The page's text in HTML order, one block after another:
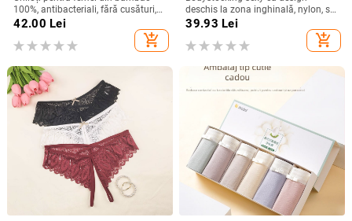
100%, antibacteriali, fără cusături,
talie medie, culoare solidă, fără
42.00 Lei
add_shopping_cart
deschis la zona inghinală, nylon, set
de ciorapi, 80-90% nylon
39.93 Lei
add_shopping_cart